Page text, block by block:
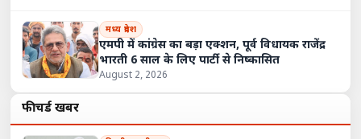
मध्य प्रदेश
एमपी में कांग्रेस का बड़ा एक्शन, पूर्व विधायक राजेंद्र
भारती 6 साल के लिए पार्टी से निष्कासित
August 2, 2026
फीचर्ड खबरें